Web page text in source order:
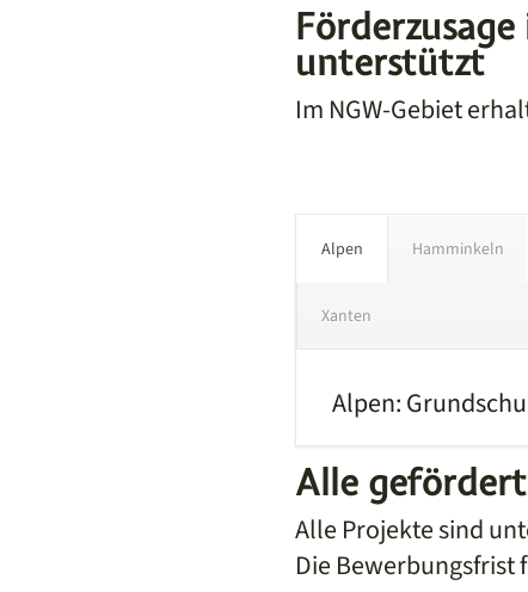
unterstützt
Im NGW-Gebiet
Alpen Hamminkeln
Xanten
Alpen:
Alle
Alle Projekte sind
Die Bewerbungsfrist